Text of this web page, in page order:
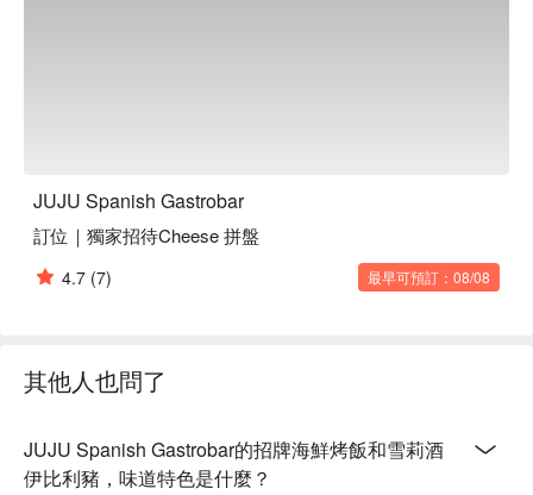
💡 未成年請勿飲酒；禁止酒駕
JUJU Spanish Gastrobar
訂位｜獨家招待Cheese 拼盤
4.7 (7) 最早可預訂：08/08
其他人也問了
JUJU Spanish Gastrobar的招牌海鮮烤飯和雪莉酒
伊比利豬，味道特色是什麼？